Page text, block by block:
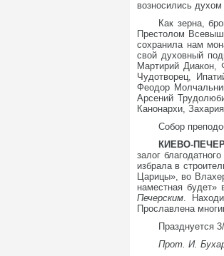
возносились
Как зерна,
Престолом
сохранила нам
свой духовный
Мартирий Диакон,
Чудотворец,
Феодор
Арсений
Канонархи,
Собор
КИЕВО-
залог
избрала в
Царицы», во
наместная
Печерским.
Прославлена
Празднуется
Прот. И.